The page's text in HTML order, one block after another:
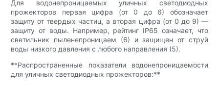
Для водонепроницаемых уличных светодиодных
прожекторов первая цифра (от 0 до 6) обозначает
защиту от твердых частиц, а вторая цифра (от 0 до 9) —
защиту от воды. Например, рейтинг IP65 означает, что
светильник пыленепроницаем (6) и защищен от струй
воды низкого давления с любого направления (5).
**Распространенные показатели водонепроницаемости
для уличных светодиодных прожекторов:**